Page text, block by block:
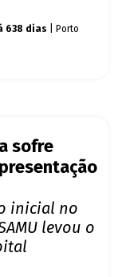
638 dias | Porto
sofre
inicial no
levou o